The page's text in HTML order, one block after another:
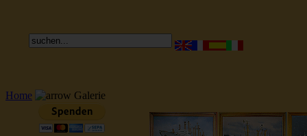
Home Galerie